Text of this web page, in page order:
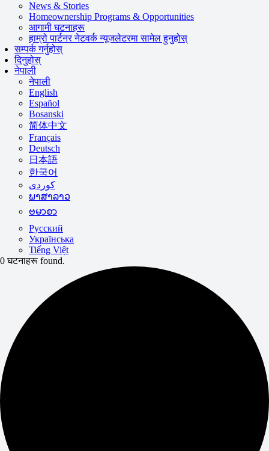
News & Stories
Homeownership Programs & Opportunities
आगामी घटनाहरू
हाम्रो पार्टनर नेटवर्क न्यूजलेटरमा सामेल हुनुहोस्
सम्पर्क गर्नुहोस्
दिनुहोस्
नेपाली
नेपाली
English
Español
Bosanski
简体中文
Français
Deutsch
日本語
한국어
ພາສາລາວ
ဗမာစာ
Русский
Українська
Tiếng Việt
0 घटनाहरू found.